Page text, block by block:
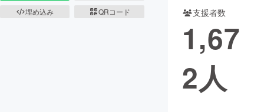
埋め込み
QRコード 支援者数
1,67
2人